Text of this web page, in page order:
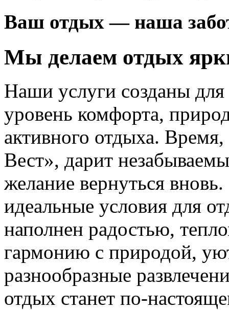
Ваш отдых — наша
Мы делаем отдых
Наши услуги созданы
уровень комфорта,
активного отдыха.
Вест», дарит
желание вернуться
идеальные условия для
наполнен радостью,
гармонию с природой,
разнообразные
отдых станет по-